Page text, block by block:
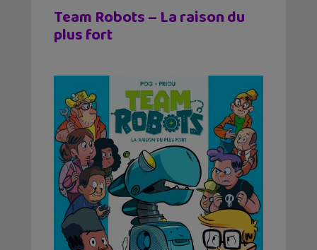
Team Robots – La raison du
plus fort